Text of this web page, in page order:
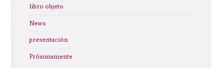
libro objeto
News
presentación
Próximamente